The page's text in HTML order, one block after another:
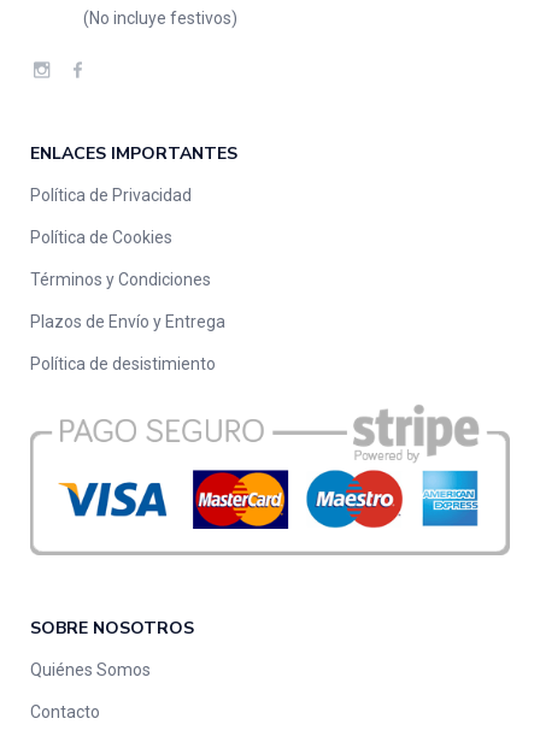
(No incluye festivos)
ENLACES IMPORTANTES
Política de Privacidad
Política de Cookies
Términos y Condiciones
Plazos de Envío y Entrega
Política de desistimiento
SOBRE NOSOTROS
Quiénes Somos
Contacto